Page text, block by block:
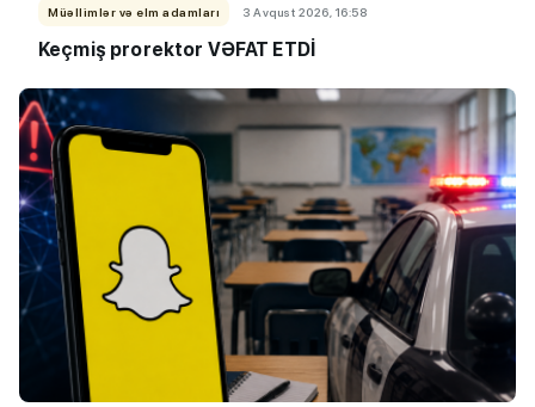
Müəllimlər və elm adamları 3 Avqust 2026, 16:58
Keçmiş prorektor VƏFAT ETDİ